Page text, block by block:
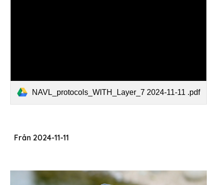
NAVL_protocols_WITH_Layer_7 2024-11-11 .pdf
Från 2024-11-11